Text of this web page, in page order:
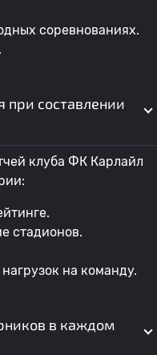
соревнованиях.
при составлении
клуба ФК Карлайл
стадионов.
на команду.
в каждом